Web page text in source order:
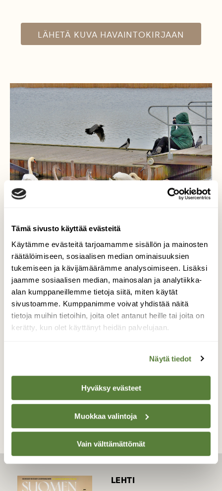
Tämä sivusto käyttää evästeitä
Käytämme evästeitä tarjoamamme sisällön ja mainosten
räätälöimiseen, sosiaalisen median ominaisuuksien
tukemiseen ja kävijämäärämme analysoimiseen. Lisäksi
jaamme sosiaalisen median, mainosalan ja analytiikka-
alan kumppaneillemme tietoja siitä, miten käytät
sivustoamme. Kumppanimme voivat yhdistää näitä
tietoja muihin tietoihin, joita olet antanut heille tai joita on
kerätty, kun olet käyttänyt heidän palvelujaan.
Näytä tiedot
Hyväksy evästeet
Muokkaa valintoja
Vain välttämättömät
LÄHETÄ KUVA HAVAINTOKIRJAAN
Lintuharrastus
Kaupungeissa linnut ovat tottuneet ihmisiin
ja niitä pääsee tarkkailemaan tosi läheltä.
Villissä luonnossa eläimet pakenevat jo
kaukaa. Kaupungissa hanhi pitää silmät
kiinni, vaikka ihminen kävelee vierestä ohi.
TAKAISIN LISTAAN
LEHTI